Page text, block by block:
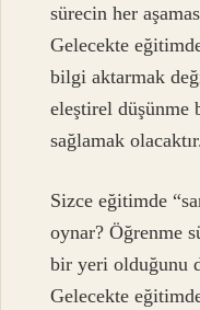
sürecin her
Gelecekte
bilgi aktarmak
eleştirel
sağlamak
Sizce eğitimde
oynar? Öğrenme
bir yeri olduğunu
Gelecekte